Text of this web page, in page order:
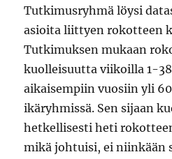
Tutkimusryhmä löysi
asioita liittyen rokotteen
Tutkimuksen mukaan
kuolleisuutta viikoilla 1-
aikaisempiin vuosiin yli
ikäryhmissä. Sen sijaan
hetkellisesti heti
mikä johtuisi, ei niinkään